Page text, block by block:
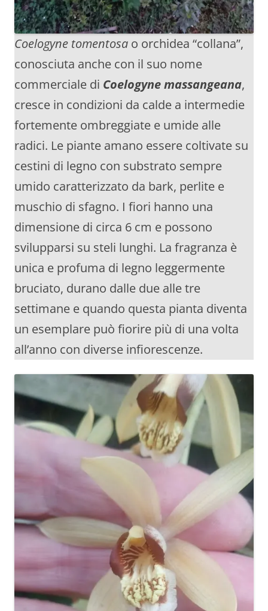
Coelogyne tomentosa o orchidea “collana”,
conosciuta anche con il suo nome
commerciale di Coelogyne massangeana,
cresce in condizioni da calde a intermedie
fortemente ombreggiate e umide alle
radici. Le piante amano essere coltivate su
cestini di legno con substrato sempre
umido caratterizzato da bark, perlite e
muschio di sfagno. I fiori hanno una
dimensione di circa 6 cm e possono
svilupparsi su steli lunghi. La fragranza è
unica e profuma di legno leggermente
bruciato, durano dalle due alle tre
settimane e quando questa pianta diventa
un esemplare può fiorire più di una volta
all’anno con diverse infiorescenze.